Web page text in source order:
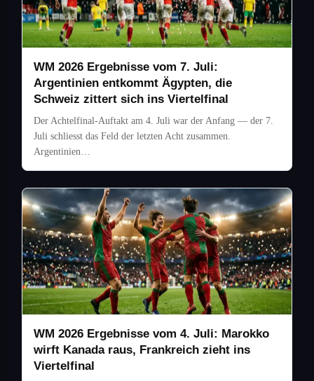
WM 2026 Ergebnisse vom 7. Juli:
Argentinien entkommt Ägypten, die
Schweiz zittert sich ins Viertelfinal
Der Achtelfinal-Auftakt am 4. Juli war der Anfang — der 7.
Juli schliesst das Feld der letzten Acht zusammen.
Argentinien…
WM 2026 Ergebnisse vom 4. Juli: Marokko
wirft Kanada raus, Frankreich zieht ins
Viertelfinal